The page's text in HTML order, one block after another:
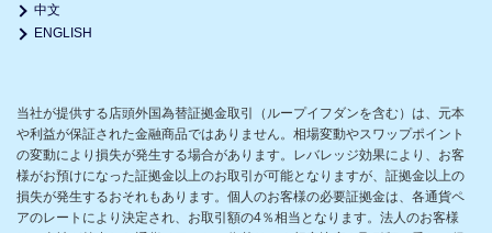
中文
ENGLISH
当社が提供する店頭外国為替証拠金取引（ループイフダンを含む）は、元本
や利益が保証された金融商品ではありません。相場変動やスワップポイント
の変動により損失が発生する場合があります。レバレッジ効果により、お客
様がお預けになった証拠金以上のお取引が可能となりますが、証拠金以上の
損失が発生するおそれもあります。個人のお客様の必要証拠金は、各通貨ペ
アのレートにより決定され、お取引額の4％相当となります。法人のお客様